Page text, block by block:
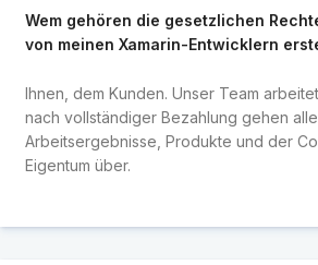
Wem gehören die gesetzlichen
von meinen Xamarin-Entwicklern
Ihnen, dem Kunden. Unser Team
nach vollständiger Bezahlung gehen alle
Arbeitsergebnisse, Produkte und der
Eigentum über.